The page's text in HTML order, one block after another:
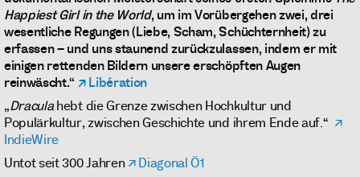
Happiest Girl in the World, um im Vorübergehen zwei, drei
wesentliche Regungen (Liebe, Scham, Schüchternheit) zu
erfassen – und uns staunend zurückzulassen, indem er mit
einigen rettenden Bildern unsere erschöpften Augen
reinwäscht.“
Libération
„Draculahebt die Grenze zwischen Hochkultur und
Populärkultur, zwischen Geschichte und ihrem Ende auf.“
IndieWire
Untot seit 300 Jahren
Diagonal Ö1